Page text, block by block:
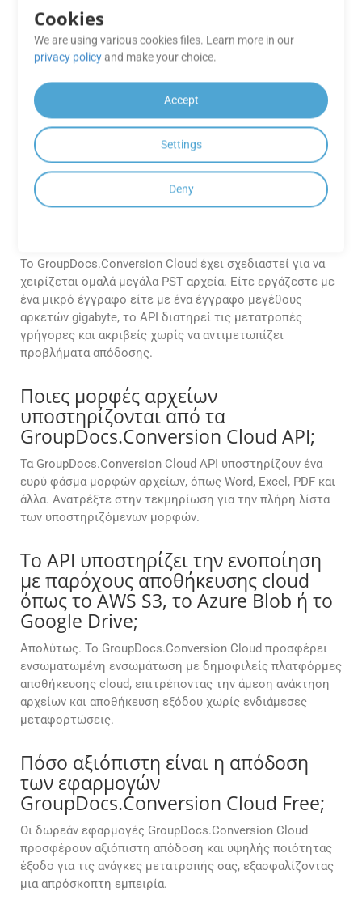
σελίδων από PST σε PPSM;
Το GroupDocs.Conversion Cloud σάς επιτρέπει να
ορίζετε προσαρμοσμένες περιοχές σελίδων για
μετατροπή. Μπορείτε να επιλέξετε συγκεκριμένες
σελίδες (π.χ. 1, 3, 5) ή εύρη σελίδων (π.χ. 2–6)
χρησιμοποιώντας την παράμετρο Σελίδες στο αίτημα
API σας.
Πώς χειρίζεται το
GroupDocs.Conversion Cloud αρχεία
μεγάλου μεγέθους PST στο .NET
Το GroupDocs.Conversion Cloud έχει σχεδιαστεί για να
χειρίζεται ομαλά μεγάλα PST αρχεία. Είτε εργάζεστε με
ένα μικρό έγγραφο είτε με ένα έγγραφο μεγέθους
αρκετών gigabyte, το API διατηρεί τις μετατροπές
γρήγορες και ακριβείς χωρίς να αντιμετωπίζει
προβλήματα απόδοσης.
Ποιες μορφές αρχείων
υποστηρίζονται από τα
GroupDocs.Conversion Cloud API;
Τα GroupDocs.Conversion Cloud API υποστηρίζουν ένα
ευρύ φάσμα μορφών αρχείων, όπως Word, Excel, PDF και
άλλα. Ανατρέξτε στην τεκμηρίωση για την πλήρη λίστα
των υποστηριζόμενων μορφών.
Το API υποστηρίζει την ενοποίηση
με παρόχους αποθήκευσης cloud
όπως το AWS S3, το Azure Blob ή το
Google Drive;
Απολύτως. Το GroupDocs.Conversion Cloud προσφέρει
ενσωματωμένη ενσωμάτωση με δημοφιλείς πλατφόρμες
αποθήκευσης cloud, επιτρέποντας την άμεση ανάκτηση
αρχείων και αποθήκευση εξόδου χωρίς ενδιάμεσες
μεταφορτώσεις.
Πόσο αξιόπιστη είναι η απόδοση
των εφαρμογών
GroupDocs.Conversion Cloud Free;
Οι δωρεάν εφαρμογές GroupDocs.Conversion Cloud
προσφέρουν αξιόπιστη απόδοση και υψηλής ποιότητας
έξοδο για τις ανάγκες μετατροπής σας, εξασφαλίζοντας
μια απρόσκοπτη εμπειρία.
Cookies
We are using various cookies files. Learn more in our
privacy policy and make your choice.
Accept
Settings
Deny